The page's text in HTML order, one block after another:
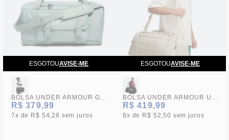
ESGOTOUAVISE-ME
BOLSA UNDER ARMOUR GAMETIME DUFFLE
R$ 379,99
7x R$ 54,28 sem juros
ESGOTOUAVISE-ME
BOLSA UNDER ARMOUR UNDENIABLE 5.0 DUFFLE SM
R$ 419,99
8x R$ 52,50 sem juros